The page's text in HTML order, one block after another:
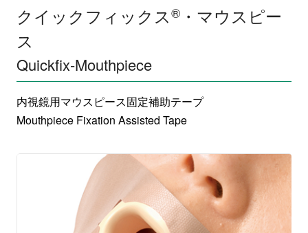
クイックフィックス®・マウスピー
ス
Quickfix-Mouthpiece
内視鏡用マウスピース固定補助テープ
Mouthpiece Fixation Assisted Tape